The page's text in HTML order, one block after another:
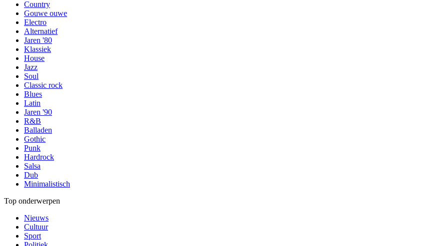
Country
Gouwe ouwe
Electro
Alternatief
Jaren '80
Klassiek
House
Jazz
Soul
Classic rock
Blues
Latin
Jaren '90
R&B
Balladen
Gothic
Punk
Hardrock
Salsa
Dub
Minimalistisch
Top onderwerpen
Nieuws
Cultuur
Sport